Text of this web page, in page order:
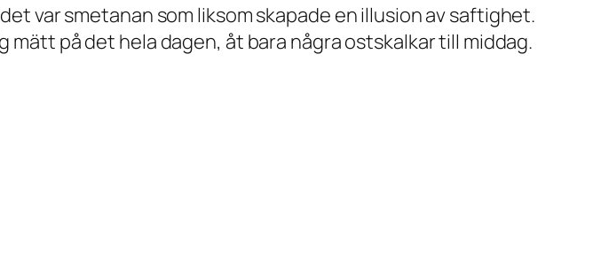
var smetanan som liksom skapade en illusion av saftighet.
på det hela dagen, åt bara några ostskalkar till middag.